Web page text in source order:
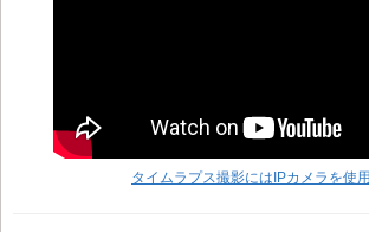
タイムラプス撮影にはIPカメラを使